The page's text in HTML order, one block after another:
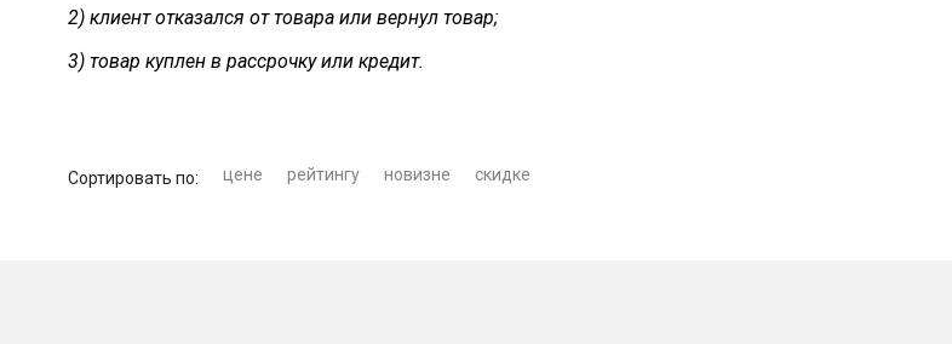
2) клиент отказался от товара или вернул товар;
3) товар куплен в рассрочку или кредит.
Сортировать по: цене рейтингу новизне скидке